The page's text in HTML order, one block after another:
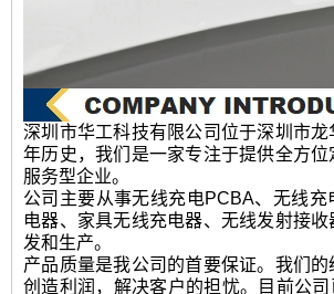
深圳市华工科技有限公司位于深圳市
年历史，我们是一家专注于提供全方
服务型企业。
公司主要从事无线充电PCBA、无线充
电器、家具无线充电器、无线发射接
发和生产。
产品质量是我公司的首要保证。我们的
创造利润，解决客户的担忧。目前公司